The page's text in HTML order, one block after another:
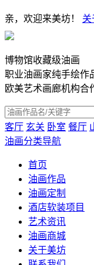
亲，欢迎来美坊！ 关
博物馆收藏级油画
职业油画家纯手绘作
欧美艺术画廊机构合
客厅 玄关 卧室 餐厅
油画分类导航
首页
油画作品
油画定制
酒店软装项目
艺术资讯
油画商城
关于美坊